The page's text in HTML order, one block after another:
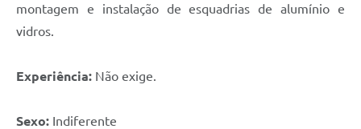
montagem e instalação de esquadrias de alumínio e
vidros.
Experiência: Não exige.
Sexo: Indiferente